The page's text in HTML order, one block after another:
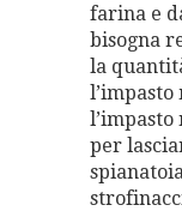
farina e
bisogna
la
l’impasto
per